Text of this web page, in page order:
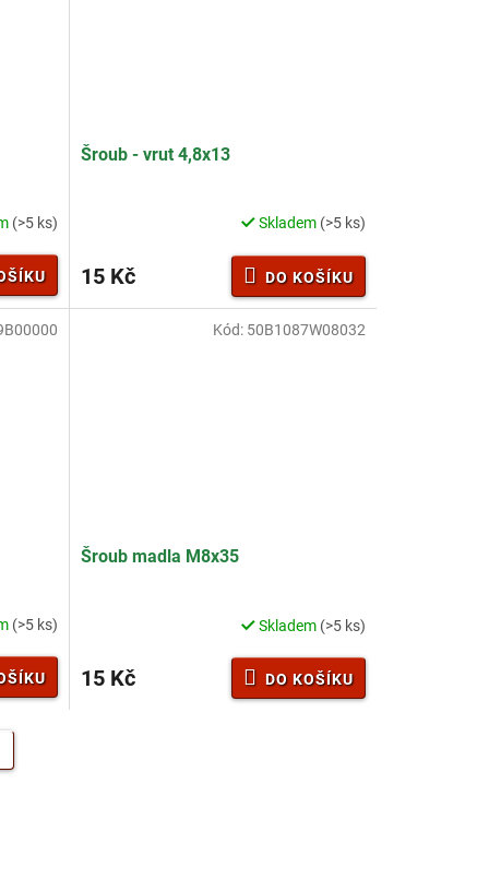
(>5 ks)
Šroub - vrut 4,8x13
Skladem (>5 ks)
15 Kč DO KOŠÍKU
(>5 ks)
Šroub madla M8x35
Skladem (>5 ks)
15 Kč DO KOŠÍKU
Kód: 50B1087W08032